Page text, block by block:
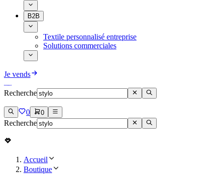
B2B
Textile personnalisé entreprise
Solutions commerciales
Je vends
Recherche
0 0
Recherche
Accueil
Boutique